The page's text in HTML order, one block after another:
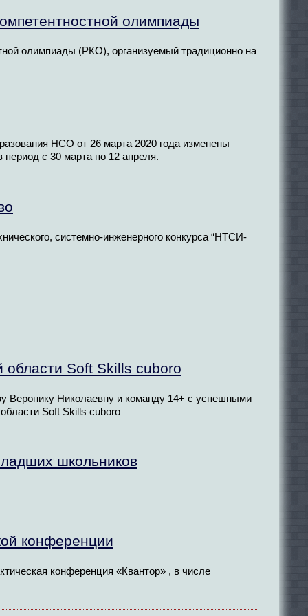
олимпиады
олимпиады (РКО), организуемый традиционно на
НСО от 26 марта 2020 года изменены
период с 30 марта по 12 апреля.
системно-инженерного конкурса “НТСИ-
области Soft Skills cuboro
Веронику Николаевну и команду 14+ с успешными
Soft Skills cuboro
школьников
конференции
конференция «Квантор» , в числе